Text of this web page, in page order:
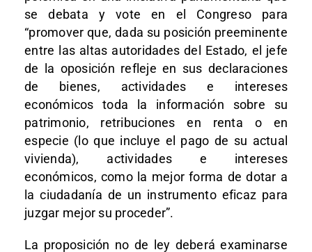
se debata y vote en el Congreso para
“promover que, dada su posición preeminente
entre las altas autoridades del Estado, el jefe
de la oposición refleje en sus declaraciones
de bienes, actividades e intereses
económicos toda la información sobre su
patrimonio, retribuciones en renta o en
especie (lo que incluye el pago de su actual
vivienda), actividades e intereses
económicos, como la mejor forma de dotar a
la ciudadanía de un instrumento eficaz para
juzgar mejor su proceder”.
La proposición no de ley deberá examinarse